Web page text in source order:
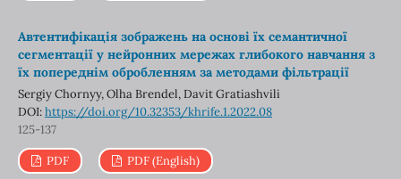
Автентифікація зображень на основі їх семантичної
сегментації у нейронних мережах глибокого навчання з
їх попереднім обробленням за методами фільтрації
Sergiy Chornyy, Olha Brendel, Davit Gratiashvili
DOI:https://doi.org/10.32353/khrife.1.2022.08
125-137
PDF PDF (English)